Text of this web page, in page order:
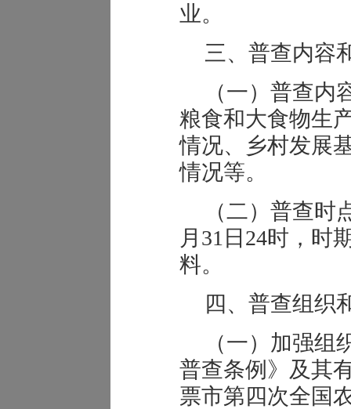
业。
三、普查内容
（一）普查内
粮食和大食物生
情况、乡村发展
情况等。
（二）普查时
月31日24时，时
料。
四、普查组织
（一）加强组
普查条例》及其
票市第四次全国